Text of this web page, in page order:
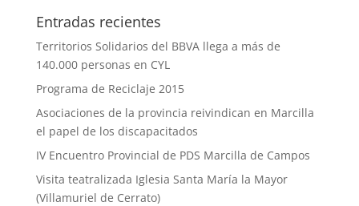
Entradas recientes
Territorios Solidarios del BBVA llega a más de
140.000 personas en CYL
Programa de Reciclaje 2015
Asociaciones de la provincia reivindican en Marcilla
el papel de los discapacitados
IV Encuentro Provincial de PDS Marcilla de Campos
Visita teatralizada Iglesia Santa María la Mayor
(Villamuriel de Cerrato)